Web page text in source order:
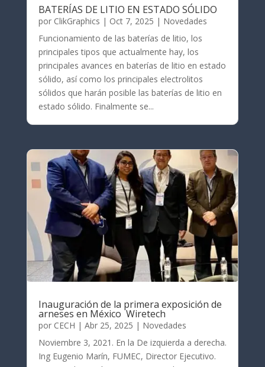
BATERÍAS DE LITIO EN ESTADO SÓLIDO
por ClikGraphics | Oct 7, 2025 | Novedades
Funcionamiento de las baterías de litio, los
principales tipos que actualmente hay, los
principales avances en baterías de litio en estado
sólido, así como los principales electrolitos
sólidos que harán posible las baterías de litio en
estado sólido. Finalmente se...
Inauguración de la primera exposición de
arneses en México Wiretech
por CECH | Abr 25, 2025 | Novedades
Noviembre 3, 2021. En la De izquierda a derecha.
Ing Eugenio Marín, FUMEC, Director Ejecutivo.